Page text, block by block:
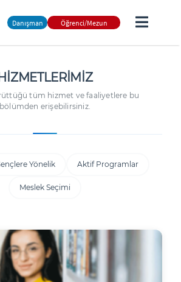
Danışman Öğrenci/Mezun
tüm hizmet ve faaliyetlere bu
bölümden erişebilirsiniz.
Yönelik Aktif Programlar
Meslek Seçimi